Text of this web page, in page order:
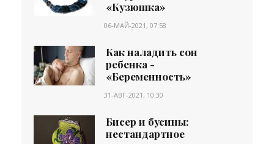
«Кузюшка»
06-МАЙ-2021, 07:58
Как наладить сон
ребенка -
«Беременность»
31-АВГ-2021, 10:30
Бисер и бусины:
нестандартное